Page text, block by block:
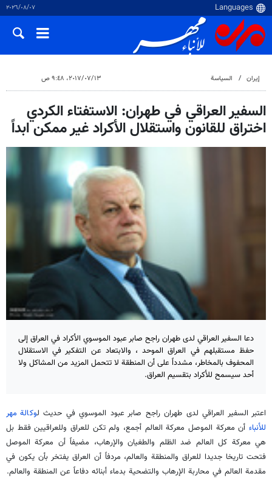
٠٧‏/٠٨‏/٢٠٢٦
إيران السياسة ١٣‏/٠٧‏/٢٠١٧، ٩:٤٨ ص
السفير العراقي في طهران: الاستفتاء الكردي
اختراق للقانون واستقلال الأكراد غير ممكن ابداً
دعا السفير العراقي لدى طهران راجح صابر عبود الموسوي الأكراد في العراق إلى
حفظ مستقبلهم في العراق الموحد ، والابتعاد عن التفكير في الاستقلال
المحفوف بالمخاطر، مشدداً على أن المنطقة لا تتحمل المزيد من المشاكل ولا
أحد سيسمح للأكراد بتقسيم العراق.
اعتبر السفير العراقي لدى طهران راجح صابر عبود الموسوي في حديث لوكالة مهر
للأنباء أن معركة الموصل معركة العالم أجمع، ولم تكن للعراق وللعراقيين فقط بل
هي معركة كل العالم ضد الظلم والطغيان والإرهاب، مضيفاً أن معركة الموصل
فتحت تاريخا جديدا للعراق والمنطقة والعالم، مردفاً أن العراق يفتخر بأن يكون في
مقدمة العالم في محاربة الإرهاب والتضحية بدماء أبنائه دفاعاً عن المنطقة والعالم.